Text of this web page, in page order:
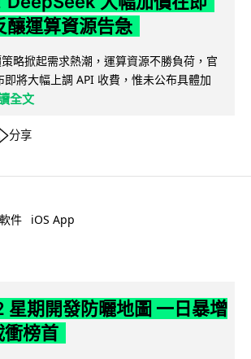
釀運算資源告急
略掀起需求熱潮，運算資源不勝負荷，官
即將大幅上調 API 收費，惟未公布具體加
全文
分享
件 iOS App
星期開發防曬地圖 一日暴增
衝榜首